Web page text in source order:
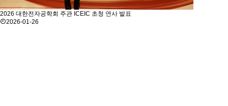
2026 대한전자공학회 주관 ICEIC 초청 연사 발표
2026-01-26